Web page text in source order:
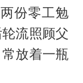
份零工勉
流照顾父
放着一瓶